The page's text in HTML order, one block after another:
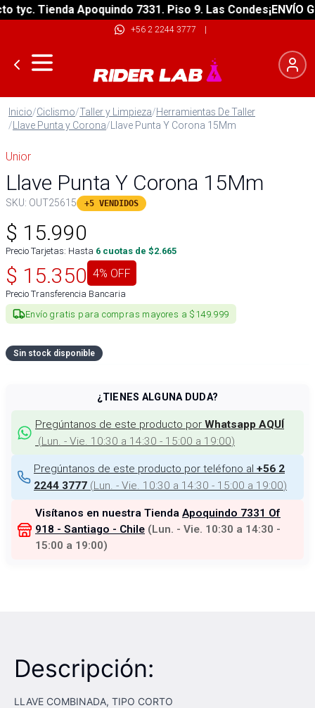
Tienda Apoquindo 7331. Piso 9. Las Condes¡ENVÍO
+56 2 2244 3777 |
Inicio/Ciclismo/Taller y Limpieza/Herramientas De Taller
/Llave Punta y Corona/Llave Punta Y Corona 15Mm
Unior
Llave Punta Y Corona 15Mm
SKU: OUT25615 +5 VENDIDOS
$ 15.990
Precio Tarjetas: Hasta 6 cuotas de $2.665
$ 15.350 4% OFF
Precio Transferencia Bancaria
Envío gratis para compras mayores a $149.999
Sin stock disponible
¿TIENES ALGUNA DUDA?
Pregúntanos de este producto por Whatsapp AQUÍ
(Lun. - Vie. 10:30 a 14:30 - 15:00 a 19:00)
Pregúntanos de este producto por teléfono al +56 2
2244 3777 (Lun. - Vie. 10:30 a 14:30 - 15:00 a 19:00)
Visítanos en nuestra Tienda Apoquindo 7331 Of
918 - Santiago - Chile (Lun. - Vie. 10:30 a 14:30 -
15:00 a 19:00)
Descripción:
LLAVE COMBINADA, TIPO CORTO